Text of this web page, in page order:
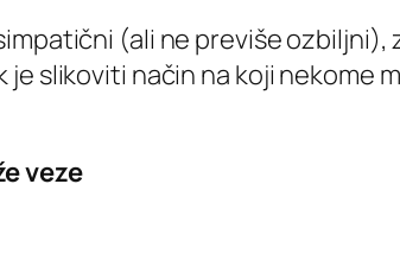
(ali ne previše
slikoviti način na koji nekome
veze